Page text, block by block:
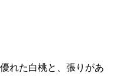
れた白桃と、張りがあ